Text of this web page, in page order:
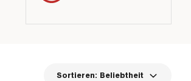
Sortieren: Beliebtheit